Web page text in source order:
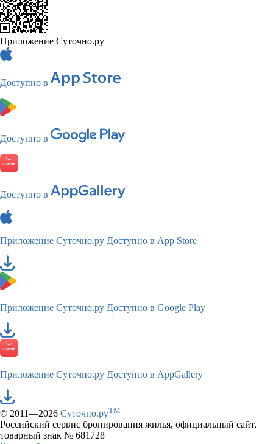
Приложение Суточно.ру
Доступно в
Доступно в
Доступно в
Приложение Суточно.ру Доступно в App Store
Приложение Суточно.ру Доступно в Google Play
Приложение Суточно.ру Доступно в AppGallery
© 2011—2026 Суточно.руTM
Российский сервис бронирования жилья, официальный сайт,
товарный знак № 681728